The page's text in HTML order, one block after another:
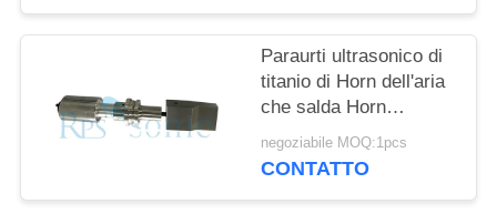
Paraurti ultrasonico di
titanio di Horn dell'aria
che salda Horn
tagliente ultrasonico
negoziabile MOQ:1pcs
CONTATTO